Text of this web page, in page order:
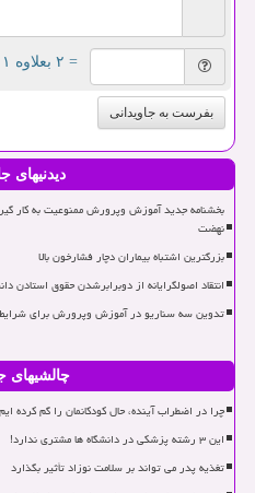
= ۲ بعلاوه ۱
بفرست به جاویدانی
دیدنیهای
بخشنامه جدید آموزش وپرورش ممنوعیت به کار
نهضت
بزرگترین اشتباه بیماران دچار فشارخون بالا
انتقاد اصولگرایانه از دوبرابرشدن حقوق استادن
تدوین سه سناریو در آموزش وپرورش برای شرایط
چالشیهای
چرا در اضطراب آینده، حال کودکانمان را گم کرده
این ۳ رشته پزشکی در دانشگاه ها مشتری ندارد!
تغذیه پدر می تواند بر سلامت نوزاد تأثیر بگذارد